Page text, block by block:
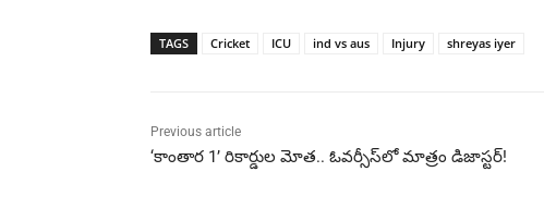
TAGS Cricket ICU ind vs aus Injury shreyas iyer
Previous article
‘కాంతార 1’ రికార్డుల మోత.. ఓవర్సీస్‌లో మాత్రం డిజాస్టర్!